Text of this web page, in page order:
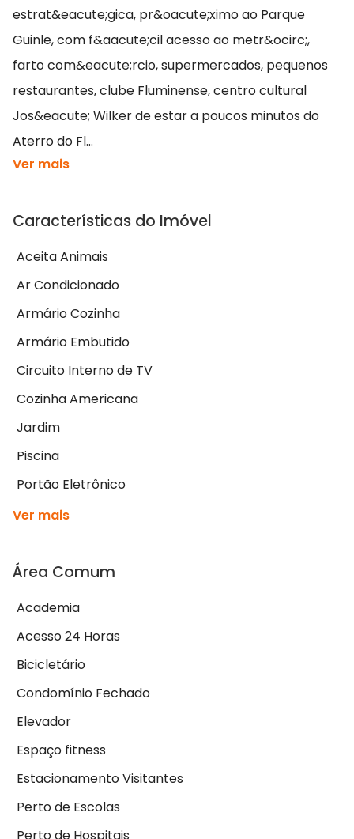
estrat&eacute;gica, pr&oacute;ximo ao Parque
Guinle, com f&aacute;cil acesso ao metr&ocirc;,
farto com&eacute;rcio, supermercados, pequenos
restaurantes, clube Fluminense, centro cultural
Jos&eacute; Wilker de estar a poucos minutos do
Aterro do Fl...
Ver mais
Características do Imóvel
Aceita Animais
Ar Condicionado
Armário Cozinha
Armário Embutido
Circuito Interno de TV
Cozinha Americana
Jardim
Piscina
Portão Eletrônico
Ver mais
Área Comum
Academia
Acesso 24 Horas
Bicicletário
Condomínio Fechado
Elevador
Espaço fitness
Estacionamento Visitantes
Perto de Escolas